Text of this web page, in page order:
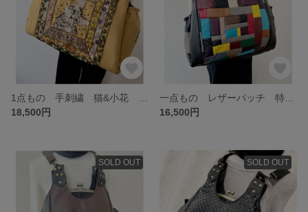
18,500円
16,500円
SOLD OUT SOLD OUT